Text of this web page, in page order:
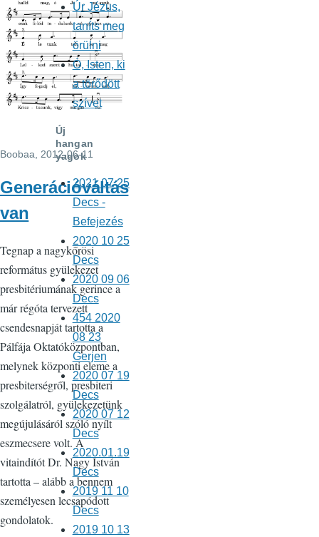
Boobaa, 2012-06-11
Generációváltás
van
Tegnap a nagykőrösi
református gyülekezet
presbitériumának gerince a
már régóta tervezett
csendesnapját tartotta a
Pálfája Oktatóközpontban,
melynek központi eleme a
presbiterségről, presbiteri
szolgálatról, gyülekezetünk
megújulásáról szóló nyílt
eszmecsere volt. A
vitaindítót Dr. Nagy István
tartotta – alább a bennem
személyesen lecsapódott
gondolatok.
Úr Jézus,
taníts meg
örülni
Ó, Isten, ki
a törődött
szívet
Új
hangan
yagok
2021 07 25
Decs -
Befejezés
2020 10 25
Decs
2020 09 06
Decs
454 2020
08 23
Gerjen
2020 07 19
Decs
2020 07 12
Decs
2020.01.19
Decs
2019 11 10
Decs
2019 10 13